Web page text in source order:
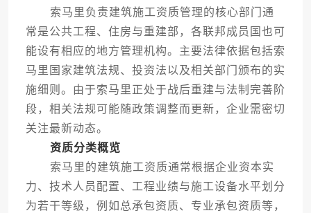
索马里负责建筑施工资质管理的核心部门通
常是公共工程、住房与重建部，各联邦成员国也可
能设有相应的地方管理机构。主要法律依据包括索
马里国家建筑法规、投资法以及相关部门颁布的实
施细则。由于索马里正处于战后重建与法制完善阶
段，相关法规可能随政策调整而更新，企业需密切
关注最新动态。
资质分类概览
索马里的建筑施工资质通常根据企业资本实
力、技术人员配置、工程业绩与施工设备水平划分
为若干等级，例如总承包资质、专业承包资质等，